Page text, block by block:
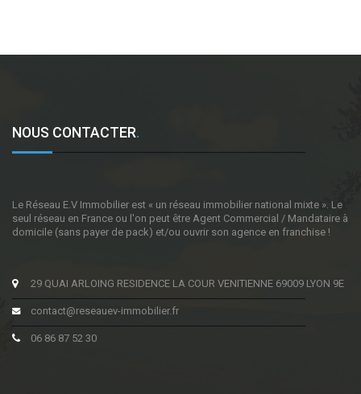
NOUS CONTACTER.
Le Réseau E.V Immobilier est « un réseau immobilier national mixte ». Le
seul réseau en France ou l'on peut être Agent Commercial / Mandataire à
domicile (sans payer de pack) et/ou ouvrir son agence en franchise !
29 QUAI ARLOING RESIDENCE LA COUR VENITIENNE 69009 LYON 9E
contact@reseauev-immobilier.fr
06 86 87 52 30